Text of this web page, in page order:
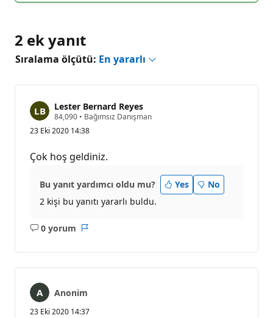
2 ek yanıt
Sıralama ölçütü: En yararlı
Lester Bernard Reyes
84,090 S
y
ı
n
k
p
u
n
• Bağımsız Danışman
23 Eki 2020 14:38
Çok hoş geldiniz.
Bu yanıt yardımcı oldu mu? Yes
No
2 kişi bu yanıtı yararlı buldu.
0 yorum
Açıklama
Anonim
23 Eki 2020 14:37